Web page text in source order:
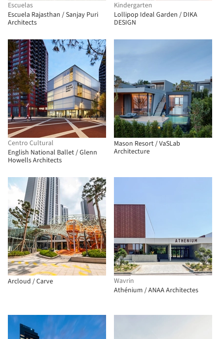
Escuelas
Escuela Rajasthan / Sanjay Puri
Architects
Kindergarten
Lollipop Ideal Garden / DIKA
DESIGN
Centro Cultural
English National Ballet / Glenn
Howells Architects
Mason Resort / VaSLab
Architecture
Arcloud / Carve
Wavrin
Athénium / ANAA Architectes